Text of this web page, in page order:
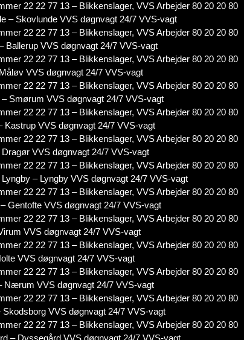
22 22 77 13 – Blikkenslager, VVS Arbejder 80 20 20 80
– Skovlunde VVS døgnvagt 24/7 VVS-vagt
22 22 77 13 – Blikkenslager, VVS Arbejder 80 20 20 80
Ballerup VVS døgnvagt 24/7 VVS-vagt
22 22 77 13 – Blikkenslager, VVS Arbejder 80 20 20 80
VVS døgnvagt 24/7 VVS-vagt
22 22 77 13 – Blikkenslager, VVS Arbejder 80 20 20 80
Smørum VVS døgnvagt 24/7 VVS-vagt
22 22 77 13 – Blikkenslager, VVS Arbejder 80 20 20 80
Kastrup VVS døgnvagt 24/7 VVS-vagt
22 22 77 13 – Blikkenslager, VVS Arbejder 80 20 20 80
VVS døgnvagt 24/7 VVS-vagt
22 22 77 13 – Blikkenslager, VVS Arbejder 80 20 20 80
– Lyngby VVS døgnvagt 24/7 VVS-vagt
22 22 77 13 – Blikkenslager, VVS Arbejder 80 20 20 80
Gentofte VVS døgnvagt 24/7 VVS-vagt
22 22 77 13 – Blikkenslager, VVS Arbejder 80 20 20 80
VVS døgnvagt 24/7 VVS-vagt
22 22 77 13 – Blikkenslager, VVS Arbejder 80 20 20 80
VVS døgnvagt 24/7 VVS-vagt
22 22 77 13 – Blikkenslager, VVS Arbejder 80 20 20 80
Nærum VVS døgnvagt 24/7 VVS-vagt
22 22 77 13 – Blikkenslager, VVS Arbejder 80 20 20 80
VVS døgnvagt 24/7 VVS-vagt
22 22 77 13 – Blikkenslager, VVS Arbejder 80 20 20 80
– Dyssegård VVS døgnvagt 24/7 VVS-vagt